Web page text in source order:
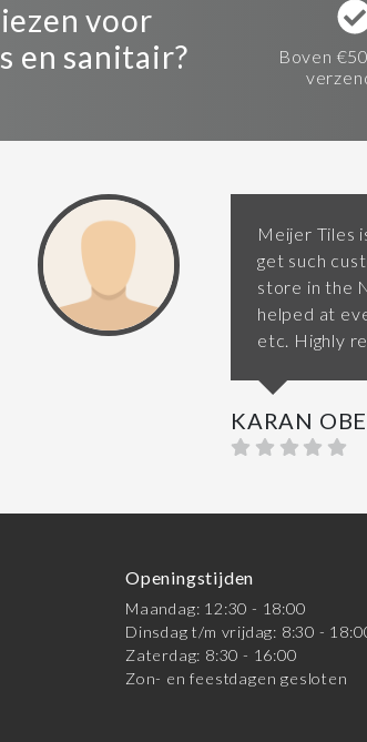
voor
en sanitair?
Boven
Meijer Tiles
get such
store in the
helped at
etc. Highly
KARAN
Openingstijden
Maandag: 12:30 - 18:00
Dinsdag t/m vrijdag: 8:30 -
Zaterdag: 8:30 - 16:00
Zon- en feestdagen gesloten